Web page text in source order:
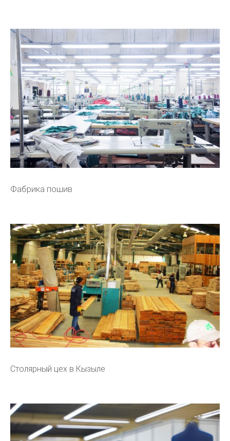
Фабрика пошив
Столярный цех в Кызыле